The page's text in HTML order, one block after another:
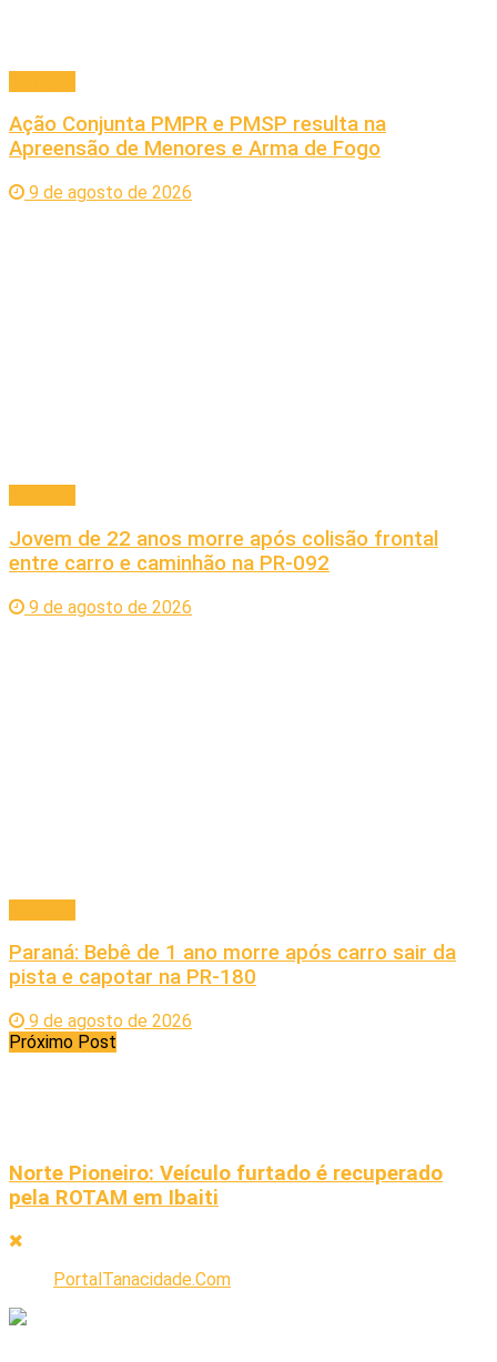
Ação Conjunta PMPR e PMSP resulta na
Apreensão de Menores e Arma de Fogo
9 de agosto de 2026
Jovem de 22 anos morre após colisão frontal
entre carro e caminhão na PR-092
9 de agosto de 2026
Paraná: Bebê de 1 ano morre após carro sair da
pista e capotar na PR-180
9 de agosto de 2026
Próximo Post
Norte Pioneiro: Veículo furtado é recuperado
pela ROTAM em Ibaiti
PortalTanacidade.Com